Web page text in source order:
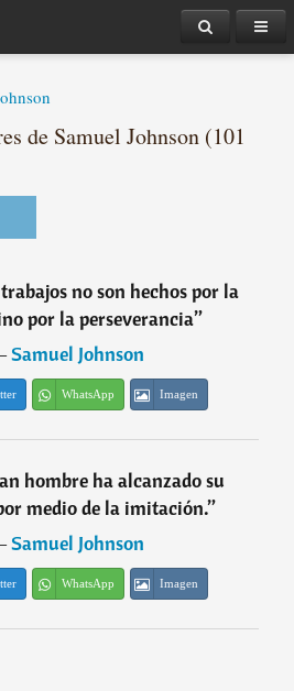
de Samuel Johnson (101
no son hechos por la
por la perseverancia”
Samuel Johnson
WhatsApp Imagen
hombre ha alcanzado su
medio de la imitación.”
Samuel Johnson
WhatsApp Imagen